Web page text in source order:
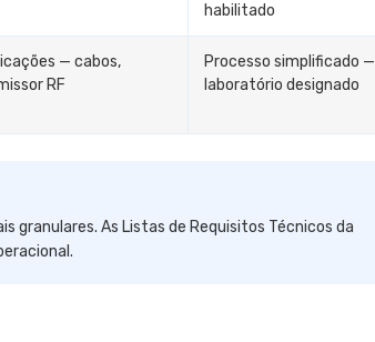
habilitado
— cabos,
RF
Processo simplificado —
laboratório designado
granulares. As Listas de Requisitos Técnicos da